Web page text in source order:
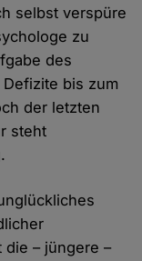
selbst verspüre
zu
des
bis zum
der letzten
steht
die – jüngere –